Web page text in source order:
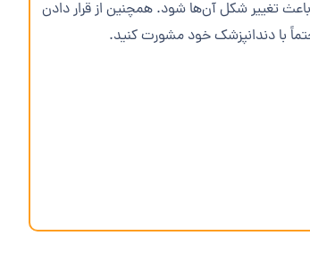
تغییر شکل آن‌ها شود. همچنین از قرار دادن
با دندانپزشک خود مشورت کنید.